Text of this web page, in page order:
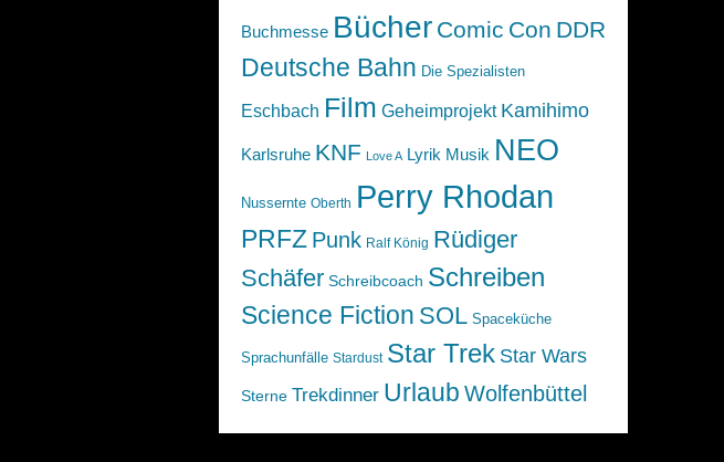
Buchmesse Bücher Comic Con DDR
Deutsche Bahn Die Spezialisten
Eschbach Film Geheimprojekt Kamihimo
Karlsruhe KNF Love A Lyrik Musik NEO
Nussernte Oberth Perry Rhodan
PRFZ Punk Ralf König Rüdiger
Schäfer Schreibcoach Schreiben
Science Fiction SOL Spaceküche
Sprachunfälle Stardust Star Trek Star Wars
Sterne Trekdinner Urlaub Wolfenbüttel